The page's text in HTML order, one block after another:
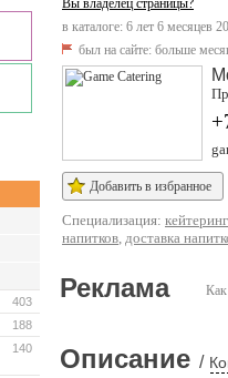
403
188
140
Вы владелец страницы?
в каталоге: 6 лет 6 месяцев
был на сайте: больше
Добавить в избранное
Специализация:
напитков, доставка
Как
Реклама
Описание /